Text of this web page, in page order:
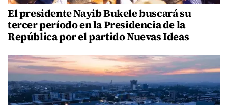
El presidente Nayib Bukele buscará su
tercer período en la Presidencia de la
República por el partido Nuevas Ideas